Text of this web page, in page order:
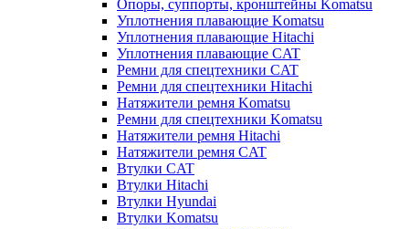
Опоры, суппорты, кронштейны Komatsu
Уплотнения плавающие Komatsu
Уплотнения плавающие Hitachi
Уплотнения плавающие CAT
Ремни для спецтехники CAT
Ремни для спецтехники Hitachi
Натяжители ремня Komatsu
Ремни для спецтехники Komatsu
Натяжители ремня Hitachi
Натяжители ремня CAT
Втулки CAT
Втулки Hitachi
Втулки Hyundai
Втулки Komatsu